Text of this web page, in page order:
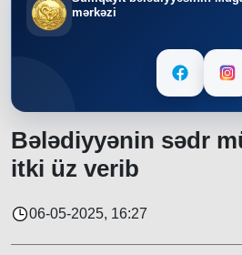
mərkəzi
Bələdiyyənin sədr
itki üz verib
06-05-2025, 16:27